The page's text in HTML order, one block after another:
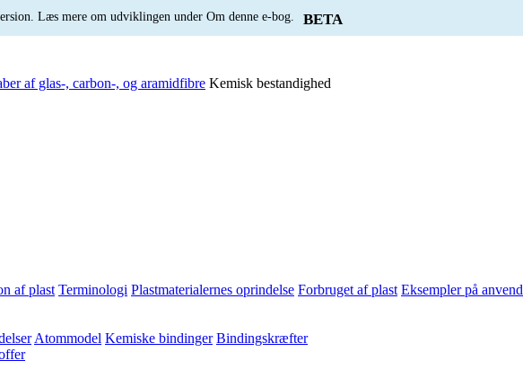
Læs mere om udviklingen under Om denne e-bog. BETA
af glas-, carbon-, og aramidfibre Kemisk bestandighed
af plast Terminologi Plastmaterialernes oprindelse Forbruget af plast Eksempler på
Atommodel Kemiske bindinger Bindingskræfter